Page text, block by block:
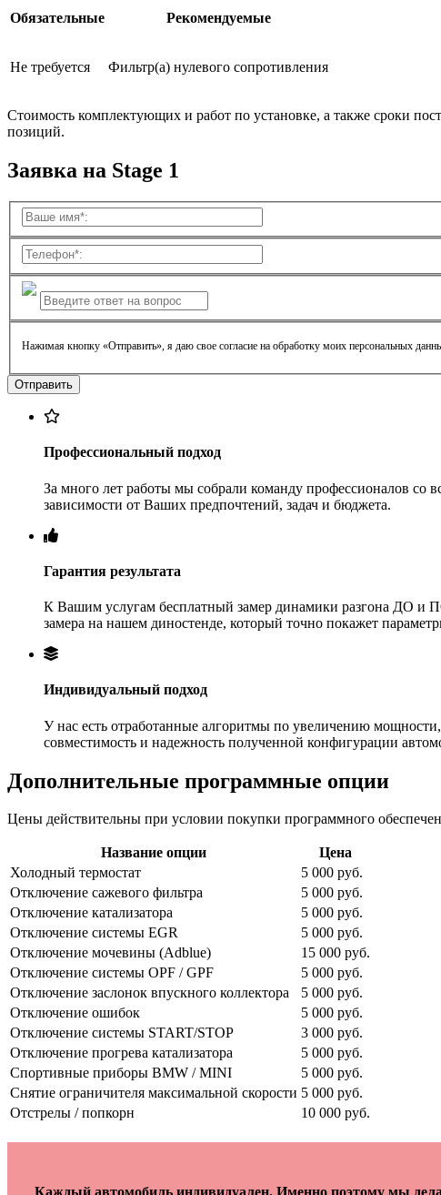
Обязательные Рекомендуемые
Не требуется Фильтр(а) нулевого сопротивления
Стоимость комплектующих и работ по установке, а также сроки
позиций.
Заявка на Stage 1
Нажимая кнопку «Отправить», я даю свое согласие на обработку моих персональных
Профессиональный подход
За много лет работы мы собрали команду профессионалов
зависимости от Ваших предпочтений, задач и бюджета.
Гарантия результата
К Вашим услугам бесплатный замер динамики разгона ДО и
замера на нашем диностенде, который точно покажет
Индивидуальный подход
У нас есть отработанные алгоритмы по увеличению
совместимость и надежность полученной конфигурации
Дополнительные программные опции
Цены действительны при условии покупки программного
Название опции
Цена
Холодный термостат
5 000 руб.
Отключение сажевого фильтра
5 000 руб.
Отключение катализатора
5 000 руб.
Отключение системы EGR
5 000 руб.
Отключение мочевины (Adblue)
15 000 руб.
Отключение системы OPF / GPF
5 000 руб.
Отключение заслонок впускного коллектора
5 000 руб.
Отключение ошибок
5 000 руб.
Отключение системы START/STOP
3 000 руб.
Отключение прогрева катализатора
5 000 руб.
Спортивные приборы BMW / MINI
5 000 руб.
Снятие ограничителя максимальной скорости 5 000 руб.
Отстрелы / попкорн
10 000 руб.